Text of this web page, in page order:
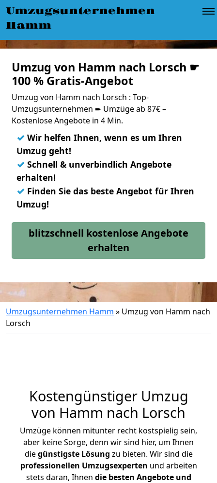
Umzugsunternehmen
Hamm
Umzug von Hamm nach Lorsch ☛
100 % Gratis-Angebot
Umzug von Hamm nach Lorsch : Top-
Umzugsunternehmen ➨ Umzüge ab 87€ –
Kostenlose Angebote in 4 Min.
✓ Wir helfen Ihnen, wenn es um Ihren
Umzug geht!
✓ Schnell & unverbindlich Angebote
erhalten!
✓ Finden Sie das beste Angebot für Ihren
Umzug!
blitzschnell kostenlose Angebote
erhalten
Umzugsunternehmen Hamm » Umzug von Hamm nach
Lorsch
Kostengünstiger Umzug
von Hamm nach Lorsch
Umzüge können mitunter recht kostspielig sein,
aber keine Sorge, denn wir sind hier, um Ihnen
diegünstigste Lösung zu bieten. Wir sind die
professionellen Umzugsexperten und arbeiten
stets daran, Ihnen die besten Angebote und